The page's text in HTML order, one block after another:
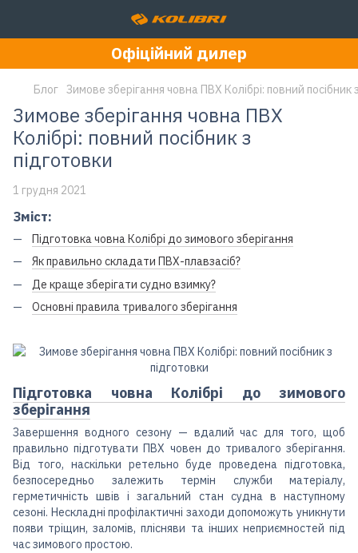
Офіційний дилер
Блог Зимове зберігання човна ПВХ Колібрі: повний посібник
Зимове зберігання човна ПВХ
Колібрі: повний посібник з
підготовки
1 грудня 2021
Зміст:
Підготовка човна Колібрі до зимового зберігання
Як правильно складати ПВХ-плавзасіб?
Де краще зберігати судно взимку?
Основні правила тривалого зберігання
Підготовка човна Колібрі до зимового
зберігання
Завершення водного сезону — вдалий час для того, щоб
правильно підготувати ПВХ човен до тривалого зберігання.
Від того, наскільки ретельно буде проведена підготовка,
безпосередньо залежить термін служби матеріалу,
герметичність швів і загальний стан судна в наступному
сезоні. Нескладні профілактичні заходи допоможуть уникнути
появи тріщин, заломів, плісняви та інших неприємностей під
час зимового простою.